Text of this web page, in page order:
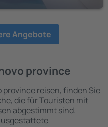
Angebote
province
province reisen, finden Sie
die für Touristen mit
abgestimmt sind.